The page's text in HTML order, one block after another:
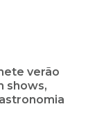
verão
shows,